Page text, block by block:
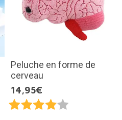
Peluche en forme de
cerveau
14,95€